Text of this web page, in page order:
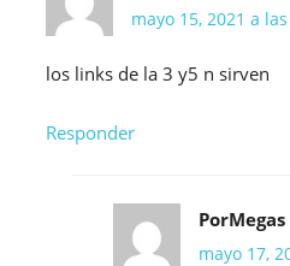
mayo 15, 2021 a
los links de la 3 y5 n sirven
Responder
PorMegas
mayo 17,